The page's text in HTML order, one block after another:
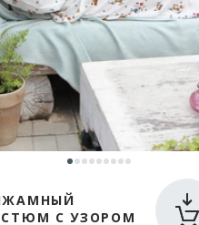
С УЗОРОМ